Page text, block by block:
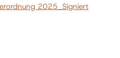
2025_Signiert